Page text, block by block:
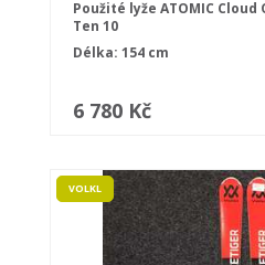
Použité lyže ATOMIC
Ten 10
Délka: 154 cm
6 780 Kč
VOLKL